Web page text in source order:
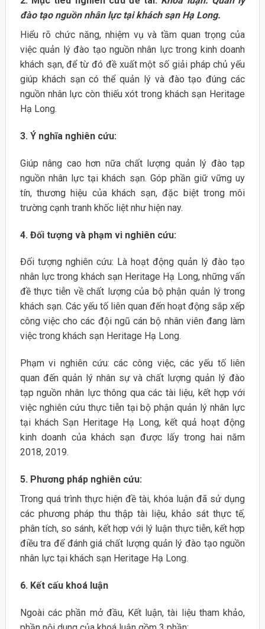
đào tạo nguồn nhân lực tại khách sạn Hạ Long.
Hiểu rõ chức năng, nhiệm vụ và tầm quan trọng của
việc quản lý đào tạo nguồn nhân lực trong kinh doanh
khách sạn, để từ đó đề xuất một số giải pháp chủ yếu
giúp khách sạn có thể quản lý và đào tạo đúng các
nguồn nhân lực còn thiếu xót trong khách sạn Heritage
Hạ Long.
3. Ý nghĩa nghiên cứu:
Giúp nâng cao hơn nữa chất lượng quản lý đào tạp
nguồn nhân lực tại khách sạn. Góp phần giữ vững uy
tín, thương hiệu của khách sạn, đặc biệt trong môi
trường cạnh tranh khốc liệt như hiện nay.
4. Đối tượng và phạm vi nghiên cứu:
Đối tượng nghiên cứu: Là hoạt động quản lý đào tạo
nhân lực trong khách sạn Heritage Hạ Long, những vấn
đề thực tiễn về chất lượng của bộ phận quản lý trong
khách sạn. Các yếu tố liên quan đến hoạt động sắp xếp
công việc cho các đội ngũ cán bộ nhân viên đang làm
việc trong khách sạn Heritage Hạ Long.
Phạm vi nghiên cứu: các công việc, các yếu tố liên
quan đến quản lý nhân sự và chất lượng quản lý đào
tạp nguồn nhân lực thông qua các tài liệu, kết hợp với
việc nghiên cứu thực tiễn tại bộ phận quản lý nhân lực
tại khách Sạn Heritage Hạ Long, kết quả hoạt động
kinh doanh của khách sạn được lấy trong hai năm
2018, 2019.
5. Phương pháp nghiên cứu:
Trong quá trình thực hiện đề tài, khóa luận đã sử dụng
các phương pháp thu thập tài liệu, khảo sát thực tế,
phân tích, so sánh, kết hợp với lý luận thực tiễn, kết hợp
điều tra để đánh giá chất lượng quản lý đào tạo nguồn
nhân lực tại khách sạn Heritage Hạ Long.
6. Kết cấu khoá luận
Ngoài các phần mở đầu, Kết luận, tài liệu tham khảo,